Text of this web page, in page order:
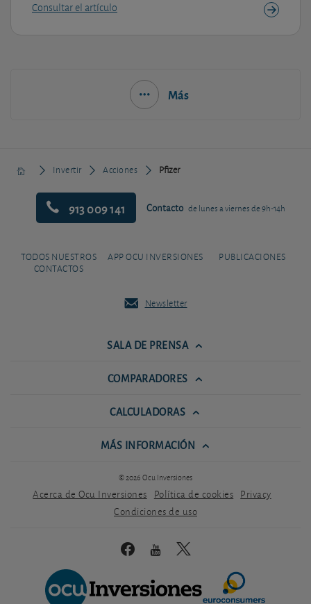
Consultar el artículo
Más
Invertir Acciones Pfizer
913 009 141 Contacto de lunes a viernes de 9h-14h
TODOS NUESTROS
CONTACTOS
APP OCU INVERSIONES PUBLICACIONES
Newsletter
SALA DE PRENSA
COMPARADORES
CALCULADORAS
MÁS INFORMACIÓN
© 2026 Ocu Inversiones
Acerca de Ocu Inversiones Política de cookies Privacy
Condiciones de uso